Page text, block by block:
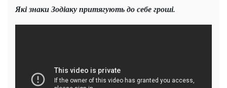
Які знаки Зодіаку притягують до себе гроші.